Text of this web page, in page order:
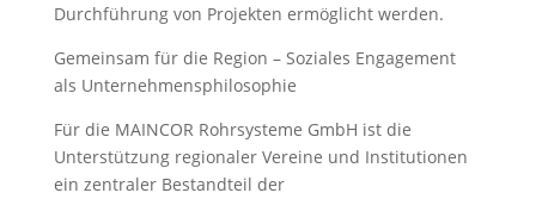
Durchführung von Projekten ermöglicht werden.
Gemeinsam für die Region – Soziales Engagement
als Unternehmensphilosophie
Für die MAINCOR Rohrsysteme GmbH ist die
Unterstützung regionaler Vereine und Institutionen
ein zentraler Bestandteil der